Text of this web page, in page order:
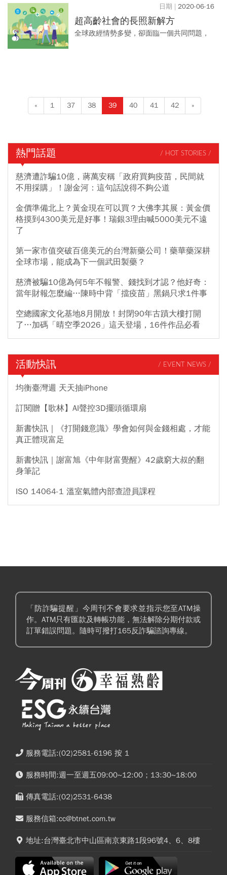
生產手機晶片，對全球科技業帶來巨大利
空，手機晶片商聯發科卻成為...
2020-06-16
超高齡社會的長照新解方
全球政經情勢多變，卻面臨一個共同問題，
« 1 37 38 39 40 41 42 »
熱門話題 / HOT STORIES /
慈濟遭詐騙10億，蔣萬安稱「政府買夠疫苗，民間就
不用採購」！謝金河：這句話說得不夠公道
金價準備北上？黃金現在可以買？大佛李其展：黃金價
格摸到4300美元是好事！瑞銀3理由喊5000美元不遠
了
第一家市值突破百億美元的台灣新藥公司！藥華藥深耕
全球市場，能成為下一個武田製藥？
慈濟被騙10億為何5年不報警、錢找到才認？他好奇：
當年財報怎麼編…陳時中背「擋疫苗」黑鍋只求1件事
空總國家文化基地8月開放！封閉90年古蹟大樓打開
了…加碼「晴空季2026」這天登場，16件作品必看
活動快訊 / EVENT NEWS /
均衡臺灣週 天天抽iPhone
訂閱贈【歌林】AI聲控3D擺頭循環扇
新書快訊｜《打開錢意識》學會如何與金錢相處，才能
真正體現富足
新書快訊｜謝富旭《中年財富覺醒》42歲窮大叔的翻
身筆記
ISO 14064-1 溫室氣體內部查證員課程
「防詐騙提醒」今周刊不會要求並指示您至ATM操
作。ATM只有匯款及轉帳功能，無法解除分期付款或
訂單錯誤問題。隨時可撥打165反詐騙諮詢專線。
服務電話:(02)2581-6196 按 1
服務時間:週一至週五09:00~12:00；13:30~18:00
傳真電話:(02)2531-6438
服務信箱:cc@btnet.com.tw
地址:台灣臺北市中山區南京東路1段96號4、6、8樓